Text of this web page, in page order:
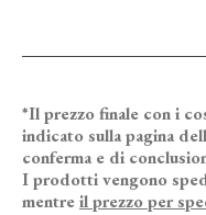
*Il prezzo finale con i
indicato sulla pagina
conferma e di
I prodotti vengono
mentre il prezzo per